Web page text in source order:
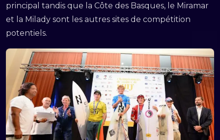
principal tandis que la Côte des Basques, le Miramar
et la Milady sont les autres sites de compétition
potentiels.